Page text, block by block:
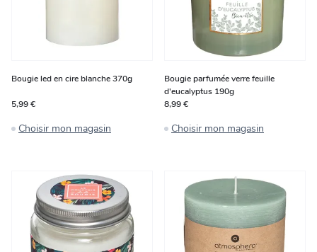
Bougie led en cire blanche 370g
5,99 €
Choisir mon magasin
Bougie parfumée verre feuille
d'eucalyptus 190g
8,99 €
Choisir mon magasin